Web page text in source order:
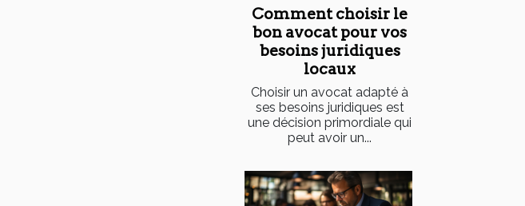
Comment choisir le
bon avocat pour vos
besoins juridiques
locaux
Choisir un avocat adapté à
ses besoins juridiques est
une décision primordiale qui
peut avoir un...